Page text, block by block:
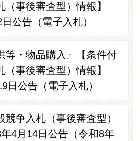
（事後審査型）情報】
公告（電子入札）
等・物品購入』【条件付
（事後審査型）情報】
日公告（電子入札）
競争入札（事後審査型）
4月14日公告（令和8年